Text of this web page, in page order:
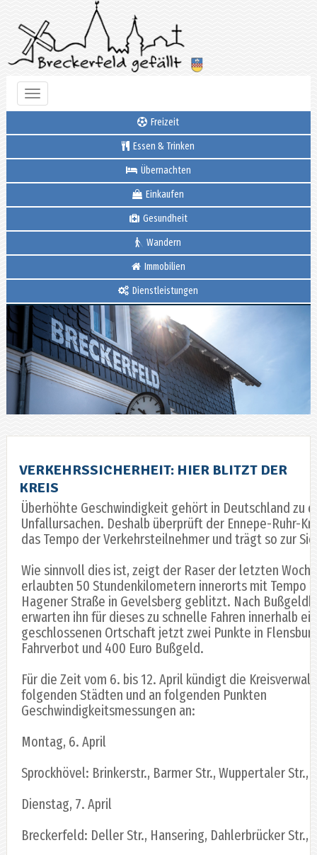
Toggle
navigation
Freizeit
Essen & Trinken
Übernachten
Einkaufen
Gesundheit
Wandern
Immobilien
Dienstleistungen
VERKEHRSSICHERHEIT: HIER BLITZT DER
KREIS
Überhöhte Geschwindigkeit gehört in Deutschland zu
Unfallursachen. Deshalb überprüft der Ennepe-Ruhr-
das Tempo der Verkehrsteilnehmer und trägt so zur
Wie sinnvoll dies ist, zeigt der Raser der letzten
erlaubten 50 Stundenkilometern innerorts mit Tempo
Hagener Straße in Gevelsberg geblitzt. Nach
erwarten ihn für dieses zu schnelle Fahren innerhalb
geschlossenen Ortschaft jetzt zwei Punkte in
Fahrverbot und 400 Euro Bußgeld.
Für die Zeit vom 6. bis 12. April kündigt die
folgenden Städten und an folgenden Punkten
Geschwindigkeitsmessungen an:
Montag, 6. April
Sprockhövel: Brinkerstr., Barmer Str., Wuppertaler Str.,
Dienstag, 7. April
Breckerfeld: Deller Str., Hansering, Dahlerbrücker Str.,